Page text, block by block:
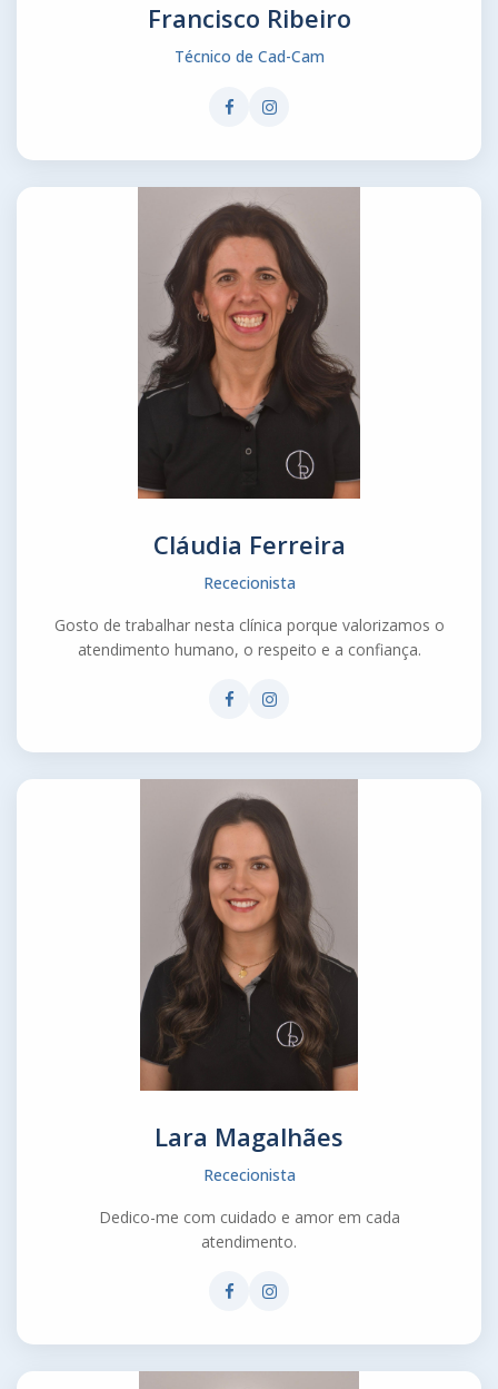
Francisco Ribeiro
Técnico de Cad-Cam
Cláudia Ferreira
Rececionista
Gosto de trabalhar nesta clínica porque valorizamos o
atendimento humano, o respeito e a confiança.
Lara Magalhães
Rececionista
Dedico-me com cuidado e amor em cada
atendimento.